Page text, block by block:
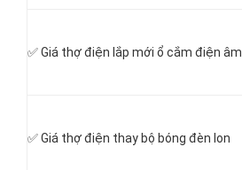
✅ Giá thợ điện lắp mới ổ cắm điện âm
✅ Giá thợ điện thay bộ bóng đèn lon